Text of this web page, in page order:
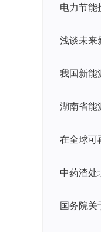
电力节能
浅谈未来
我国新能
湖南省能
在全球可
中药渣处
国务院关